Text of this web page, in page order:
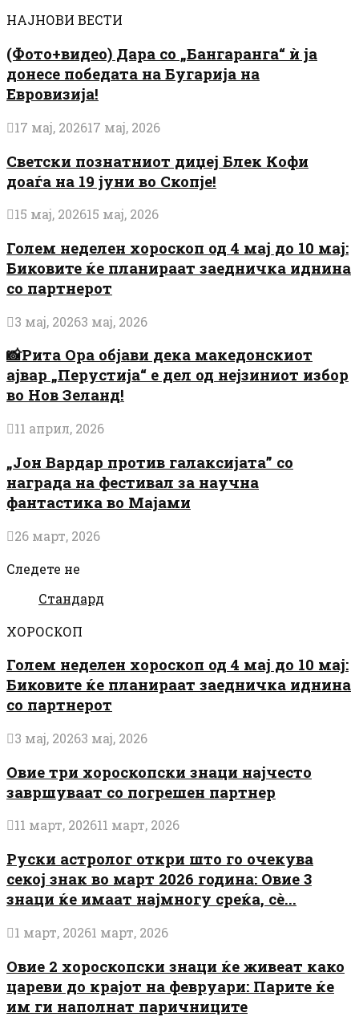
НАЈНОВИ ВЕСТИ
(Фото+видео) Дара со „Бангаранга“ ѝ ја
донесе победата на Бугарија на
Евровизија!
17 мај, 202617 мај, 2026
Светски познатниот диџеј Блек Кофи
доаѓа на 19 јуни во Скопје!
15 мај, 202615 мај, 2026
Голем неделен хороскоп од 4 мај до 10 мај:
Биковите ќе планираат заедничка иднина
со партнерот
3 мај, 20263 мај, 2026
📸Рита Ора објави дека македонскиот
ајвар „Перустија“ е дел од нејзиниот избор
во Нов Зеланд!
11 април, 2026
„Јон Вардар против галаксијата” со
награда на фестивал за научна
фантастика во Мајами
26 март, 2026
Следете не
Стандард
ХОРОСКОП
Голем неделен хороскоп од 4 мај до 10 мај:
Биковите ќе планираат заедничка иднина
со партнерот
3 мај, 20263 мај, 2026
Овие три хороскопски знаци најчесто
завршуваат со погрешен партнер
11 март, 202611 март, 2026
Руски астролог откри што го очекува
секој знак во март 2026 година: Овие 3
знаци ќе имаат најмногу среќа, сè...
1 март, 20261 март, 2026
Овие 2 хороскопски знаци ќе живеат како
цареви до крајот на февруари: Парите ќе
им ги наполнат паричниците